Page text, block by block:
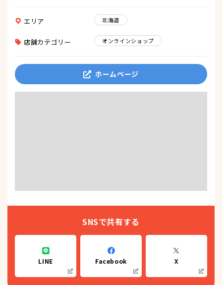
エリア 北海道
店舗カテゴリー オンラインショップ
ホームページ
SNSで共有する
LINE Facebook X